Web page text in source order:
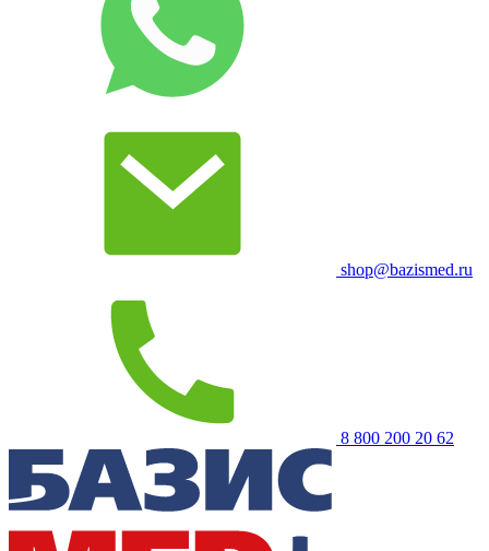
shop@bazismed.ru
8 800 200 20 62